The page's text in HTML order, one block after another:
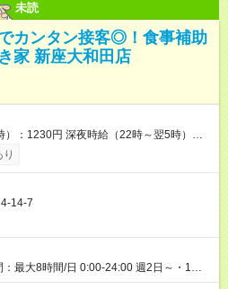
未読
カンタン接客◎！食事補助
家 新座大和田店
）：1230円 深夜時給（22時～翌5時）：
当（5：00-9：
ですが、切り上げで一ヶ月とさせてい
あり：15時間(研修中も同時給）
14-7
最大8時間/日 0:00-24:00 週2日～・1日
〇朝帯 5:00-9:00 〇昼帯 9:00-14:00 〇午